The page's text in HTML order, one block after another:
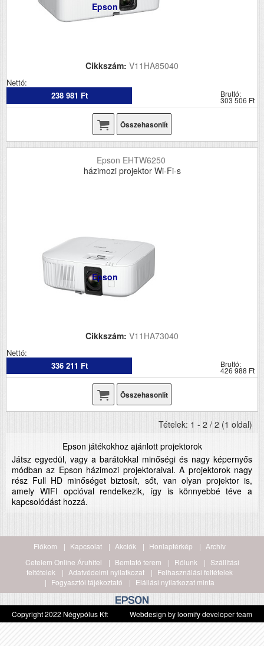
Epson
Cikkszám: V11HA85040
Nettó:
238 981 Ft
Bruttó:
303 506 Ft
Összehasonlít
Epson EHTW6250
házimozi projektor Wi-Fi-s
Epson
Cikkszám: V11HA73040
Nettó:
336 211 Ft
Bruttó:
426 988 Ft
Összehasonlít
Tételek: 1 - 2 / 2 (1 oldal)
Epson játékokhoz ajánlott projektorok
Játsz egyedül, vagy a barátokkal minőségi és nagy képernyős
módban az Epson házimozi projektoraival. A projektorok nagy
rész Full HD minőséget biztosít, sőt, van olyan projektor is,
amely WIFI opcióval rendelkezik, így is könnyebbé téve a
kapcsolódást hozzá.
Fiókom Kapcsolat Akciók Honlaptérkép
Archiv
Cetelem Online Áruhitel
Bemtató terem Rólunk
Szállítási
feltételek
Adatvédelmi nyilatkozat
Felhasználási feltételek
Fogyasztói tájékoztató
Elállási nyilatkozat minta
Copyright 2022 Négypólus Kft Webdesign by loomify developer team